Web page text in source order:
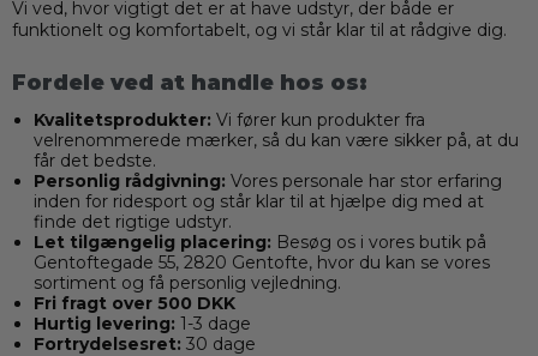
Vi ved, hvor vigtigt det er at have udstyr, der både er
funktionelt og komfortabelt, og vi står klar til at rådgive dig.
Fordele ved at handle hos os:
Kvalitetsprodukter: Vi fører kun produkter fra
velrenommerede mærker, så du kan være sikker på, at du
får det bedste.
Personlig rådgivning: Vores personale har stor erfaring
inden for ridesport og står klar til at hjælpe dig med at
finde det rigtige udstyr.
Let tilgængelig placering: Besøg os i vores butik på
Gentoftegade 55, 2820 Gentofte, hvor du kan se vores
sortiment og få personlig vejledning.
Fri fragt over 500 DKK
Hurtig levering: 1-3 dage
Fortrydelsesret: 30 dage